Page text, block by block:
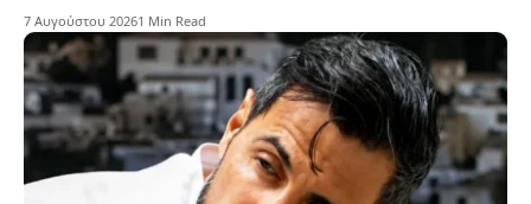
7 Αυγούστου 20261 Min Read